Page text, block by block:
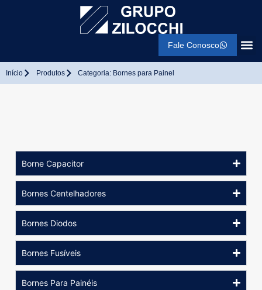
Fale Conosco
Início Produtos Categoria: Bornes para Painel
Borne Capacitor
Bornes Centelhadores
Bornes Diodos
Bornes Fusíveis
Bornes Para Painéis